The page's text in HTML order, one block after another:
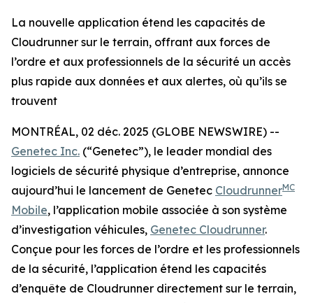
La nouvelle application étend les capacités de
Cloudrunner sur le terrain, offrant aux forces de
l’ordre et aux professionnels de la sécurité un accès
plus rapide aux données et aux alertes, où qu’ils se
trouvent
MONTRÉAL, 02 déc. 2025 (GLOBE NEWSWIRE) --
Genetec Inc. (“Genetec”), le leader mondial des
logiciels de sécurité physique d’entreprise, annonce
aujourd’hui le lancement de Genetec CloudrunnerMC
Mobile, l’application mobile associée à son système
d’investigation véhicules, Genetec Cloudrunner.
Conçue pour les forces de l’ordre et les professionnels
de la sécurité, l’application étend les capacités
d’enquête de Cloudrunner directement sur le terrain,